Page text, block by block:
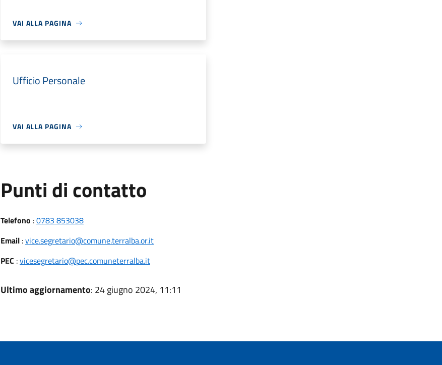
VAI ALLA PAGINA
Ufficio Personale
VAI ALLA PAGINA
Punti di contatto
Telefono :0783 853038
Email:vice.segretario@comune.terralba.or.it
PEC :vicesegretario@pec.comuneterralba.it
Ultimo aggiornamento: 24 giugno 2024, 11:11